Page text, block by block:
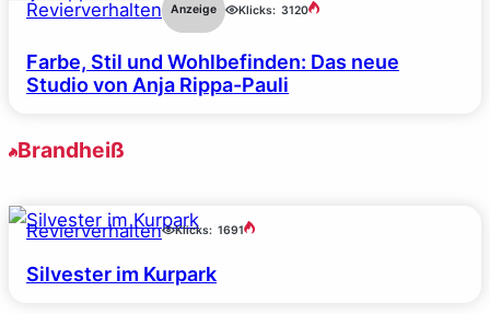
Revierverhalten Anzeige Klicks: 3120
Farbe, Stil und Wohlbefinden: Das neue
Studio von Anja Rippa-Pauli
Brandheiß
Revierverhalten Klicks: 1691
Silvester im Kurpark